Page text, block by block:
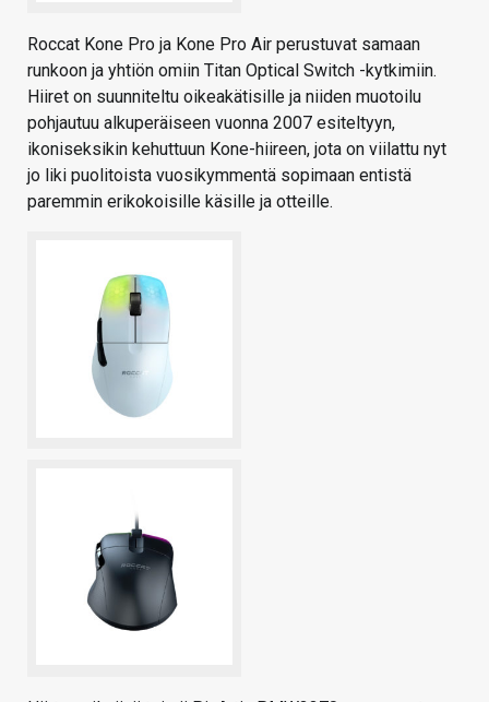
Roccat Kone Pro ja Kone Pro Air perustuvat samaan
runkoon ja yhtiön omiin Titan Optical Switch -kytkimiin.
Hiiret on suunniteltu oikeakätisille ja niiden muotoilu
pohjautuu alkuperäiseen vuonna 2007 esiteltyyn,
ikoniseksikin kehuttuun Kone-hiireen, jota on viilattu nyt
jo liki puolitoista vuosikymmentä sopimaan entistä
paremmin erikokoisille käsille ja otteille.